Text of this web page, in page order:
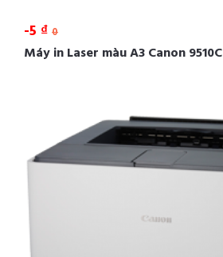
-5 ₫ 0
Máy in Laser màu A3 Canon 9510C